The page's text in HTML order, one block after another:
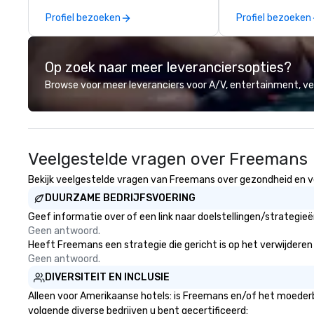
thanking clients for their loyalty,
or celebrating a milestone, a
premium chocolate box from
Ethel M Chocolates leaves a
lasting impression. We also provide
chocolates, allowing you to
create a truly unique gift for any
service and an elevated
chocolate experience that sets
your gift apart.
Profiel bezoeken
Italian rooftop
travelers can
square feet of
spanning two
Profiel bezoeken
Op zoek naar meer leveranciersopties?
Browse voor meer leveranciers voor A/V, entertainment,
Veelgestelde vragen over Freemans
Bekijk veelgestelde vragen van Freemans over gezondheid en
DUURZAME BEDRIJFSVOERING
Geef informatie over of een link naar doelstellingen/
Geen antwoord.
Heeft Freemans een strategie die gericht is op het
Geen antwoord.
DIVERSITEIT EN INCLUSIE
Alleen voor Amerikaanse hotels: is Freemans en/of het
volgende diverse bedrijven u bent gecertificeerd: